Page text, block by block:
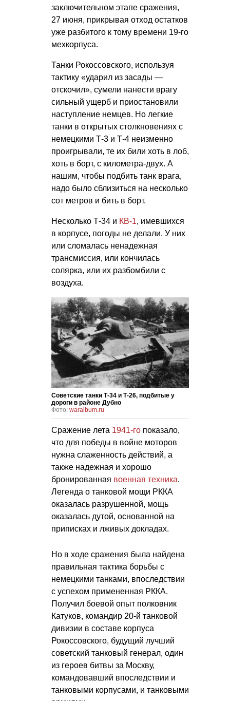
заключительном этапе сражения,
27 июня, прикрывая отход остатков
уже разбитого к тому времени 19-го
мехкорпуса.
Танки Рокоссовского, используя
тактику «ударил из засады —
отскочил», сумели нанести врагу
сильный ущерб и приостановили
наступление немцев. Но легкие
танки в открытых столкновениях с
немецкими Т-3 и Т-4 неизменно
проигрывали, те их били хоть в лоб,
хоть в борт, с километра-двух. А
нашим, чтобы подбить танк врага,
надо было сблизиться на несколько
сот метров и бить в борт.
Несколько Т-34 и КВ-1, имевшихся
в корпусе, погоды не делали. У них
или сломалась ненадежная
трансмиссия, или кончилась
солярка, или их разбомбили с
воздуха.
Советские танки Т-34 и Т-26, подбитые у
дороги в районе Дубно
Фото: waralbum.ru
Сражение лета 1941-го показало,
что для победы в войне моторов
нужна слаженность действий, а
также надежная и хорошо
бронированная военная техника.
Легенда о танковой мощи РККА
оказалась разрушенной, мощь
оказалась дутой, основанной на
приписках и лживых докладах.
Но в ходе сражения была найдена
правильная тактика борьбы с
немецкими танками, впоследствии
с успехом примененная РККА.
Получил боевой опыт полковник
Катуков, командир 20-й танковой
дивизии в составе корпуса
Рокоссовского, будущий лучший
советский танковый генерал, один
из героев битвы за Москву,
командовавший впоследствии и
танковыми корпусами, и танковыми